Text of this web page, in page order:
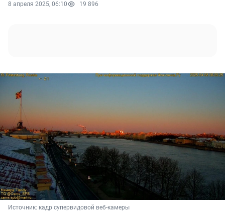
8 апреля 2025, 06:10 19 896
Источник: кадр супервидовой веб-камеры